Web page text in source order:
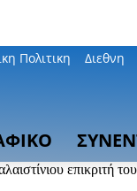
Πολιτικη Διεθνη
επικριτή